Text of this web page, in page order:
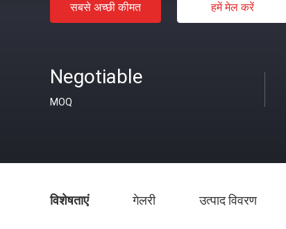
सबसे अच्छी कीमत हमें मेल करें
Negotiable
MOQ
विशेषताएं गेलरी उत्पाद विवरण